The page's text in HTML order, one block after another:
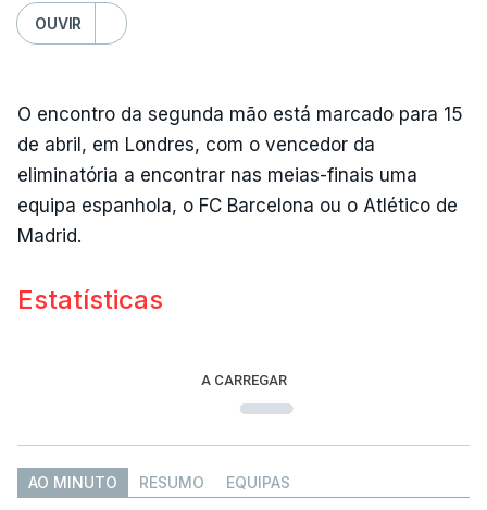
OUVIR
O encontro da segunda mão está marcado para 15
de abril, em Londres, com o vencedor da
eliminatória a encontrar nas meias-finais uma
equipa espanhola, o FC Barcelona ou o Atlético de
Madrid.
Estatísticas
A CARREGAR
AO MINUTO RESUMO EQUIPAS